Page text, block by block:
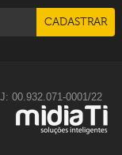
00.932.071-0001/22